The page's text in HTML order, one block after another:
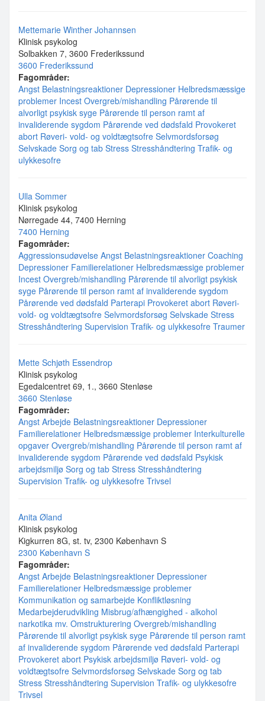
Mettemarie Winther Johannsen
Klinisk psykolog
Solbakken 7, 3600 Frederikssund
3600 Frederikssund
Fagområder:
Angst Belastningsreaktioner Depressioner Helbredsmæssige
problemer Incest Overgreb/mishandling Pårørende til
alvorligt psykisk syge Pårørende til person ramt af
invaliderende sygdom Pårørende ved dødsfald Provokeret
abort Røveri- vold- og voldtægtsofre Selvmordsforsøg
Selvskade Sorg og tab Stress Stresshåndtering Trafik- og
ulykkesofre
Ulla Sommer
Klinisk psykolog
Nørregade 44, 7400 Herning
7400 Herning
Fagområder:
Aggressionsudøvelse Angst Belastningsreaktioner Coaching
Depressioner Familierelationer Helbredsmæssige problemer
Incest Overgreb/mishandling Pårørende til alvorligt psykisk
syge Pårørende til person ramt af invaliderende sygdom
Pårørende ved dødsfald Parterapi Provokeret abort Røveri-
vold- og voldtægtsofre Selvmordsforsøg Selvskade Stress
Stresshåndtering Supervision Trafik- og ulykkesofre Traumer
Mette Schjøth Essendrop
Klinisk psykolog
Egedalcentret 69, 1., 3660 Stenløse
3660 Stenløse
Fagområder:
Angst Arbejde Belastningsreaktioner Depressioner
Familierelationer Helbredsmæssige problemer Interkulturelle
opgaver Overgreb/mishandling Pårørende til person ramt af
invaliderende sygdom Pårørende ved dødsfald Psykisk
arbejdsmiljø Sorg og tab Stress Stresshåndtering
Supervision Trafik- og ulykkesofre Trivsel
Anita Øland
Klinisk psykolog
Kigkurren 8G, st. tv, 2300 København S
2300 København S
Fagområder:
Angst Arbejde Belastningsreaktioner Depressioner
Familierelationer Helbredsmæssige problemer
Kommunikation og samarbejde Konfliktløsning
Medarbejderudvikling Misbrug/afhængighed - alkohol
narkotika mv. Omstrukturering Overgreb/mishandling
Pårørende til alvorligt psykisk syge Pårørende til person ramt
af invaliderende sygdom Pårørende ved dødsfald Parterapi
Provokeret abort Psykisk arbejdsmiljø Røveri- vold- og
voldtægtsofre Selvmordsforsøg Selvskade Sorg og tab
Stress Stresshåndtering Supervision Trafik- og ulykkesofre
Trivsel